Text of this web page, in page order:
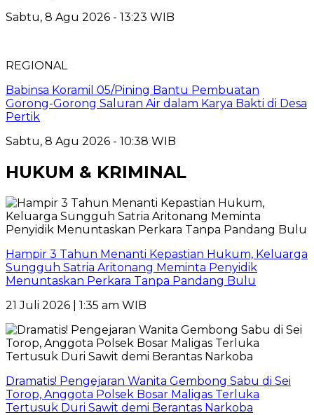
Sabtu, 8 Agu 2026 - 13:23 WIB
REGIONAL
Babinsa Koramil 05/Pining Bantu Pembuatan
Gorong-Gorong Saluran Air dalam Karya Bakti di Desa
Pertik
Sabtu, 8 Agu 2026 - 10:38 WIB
HUKUM & KRIMINAL
Hampir 3 Tahun Menanti Kepastian Hukum, Keluarga
Sungguh Satria Aritonang Meminta Penyidik
Menuntaskan Perkara Tanpa Pandang Bulu
21 Juli 2026 | 1:35 am WIB
Dramatis! Pengejaran Wanita Gembong Sabu di Sei
Torop, Anggota Polsek Bosar Maligas Terluka
Tertusuk Duri Sawit demi Berantas Narkoba